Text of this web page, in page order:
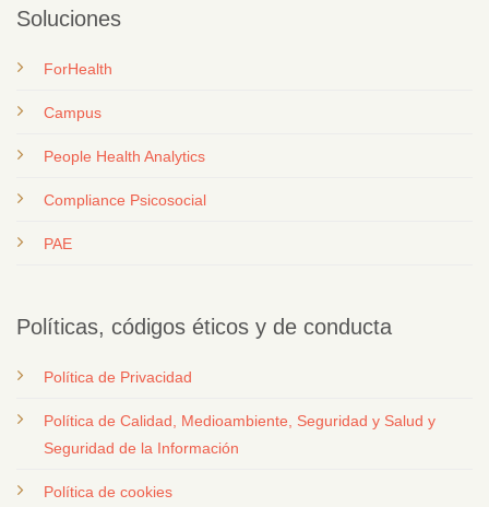
Soluciones
ForHealth
Campus
People Health Analytics
Compliance Psicosocial
PAE
Políticas, códigos éticos y de conducta
Política de Privacidad
Política de Calidad, Medioambiente, Seguridad y Salud y
Seguridad de la Información
Política de cookies